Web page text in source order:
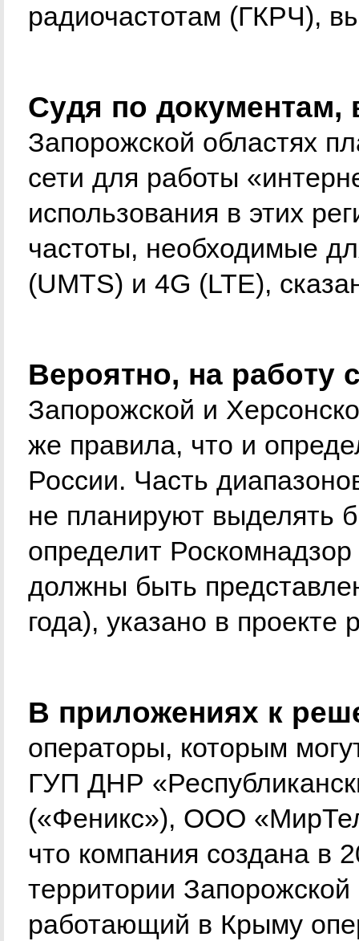
радиочастотам (ГКРЧ),
Судя по
Запорожской областях
сети для работы
использования в этих
частоты, необходимые
(UMTS) и 4G (LTE),
Вероятно, на работу
Запорожской и
же правила, что и
России. Часть
не планируют выделять
определит
должны быть
года), указано в проекте
В приложениях к
операторы, которым
ГУП ДНР
(«Феникс»), ООО
что компания создана в
территории
работающий в Крыму